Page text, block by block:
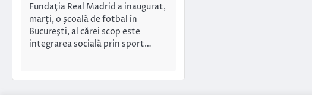
Fundaţia Real Madrid a inaugurat,
marţi, o şcoală de fotbal în
Bucureşti, al cărei scop este
integrarea socială prin sport…
Articole mai vechi